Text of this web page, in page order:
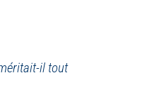
il tout